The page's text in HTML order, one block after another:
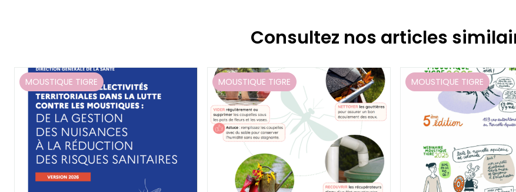
Consultez nos articles
MOUSTIQUE TIGRE MOUSTIQUE TIGRE MOUSTIQUE TIGRE